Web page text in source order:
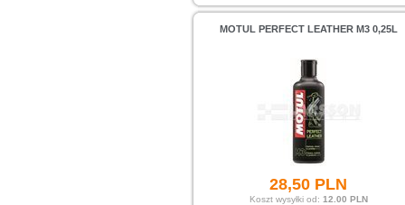
MOTUL PERFECT LEATHER M3 0,25L
28,50 PLN
Koszt wysyłki od: 12.00 PLN